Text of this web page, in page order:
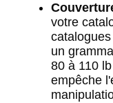
votre
un
80 à 110
empêche